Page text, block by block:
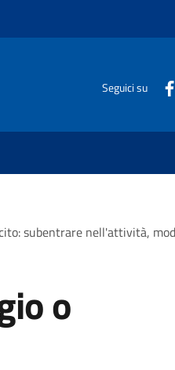
Seguici su
subentrare nell'attività,
o